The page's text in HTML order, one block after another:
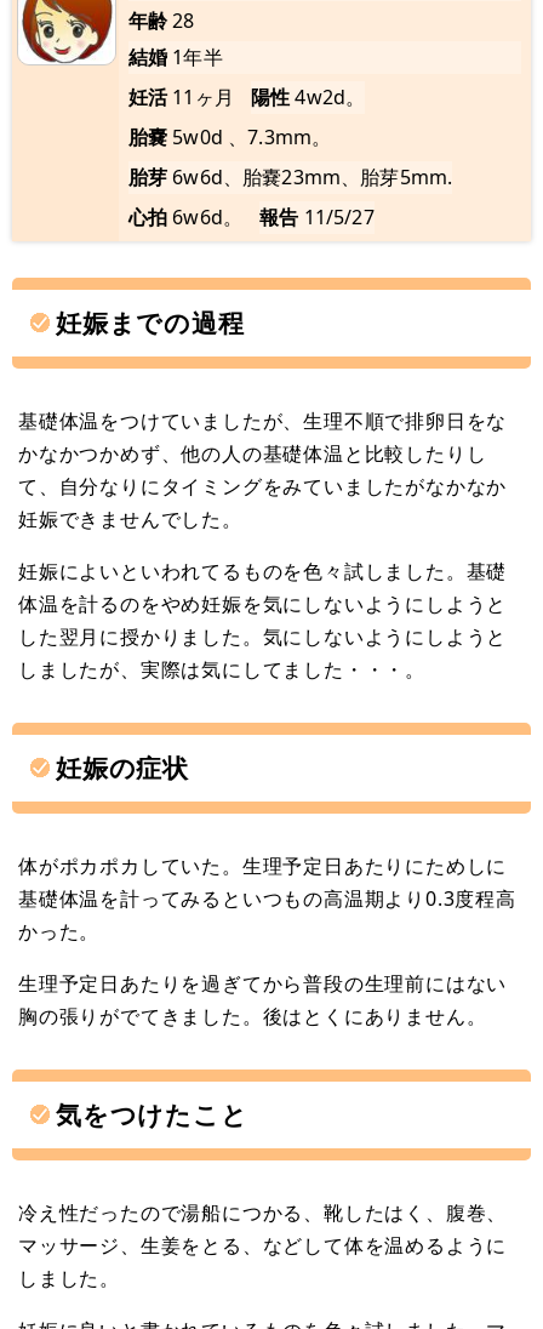
年齢28
結婚 1年半
妊活 11ヶ月 陽性 4w2d。
胎嚢 5w0d 、7.3mm。
胎芽 6w6d、胎嚢23mm、胎芽5mm.
心拍 6w6d。 報告 11/5/27
妊娠までの過程
基礎体温をつけていましたが、生理不順で排卵日をな
かなかつかめず、他の人の基礎体温と比較したりし
て、自分なりにタイミングをみていましたがなかなか
妊娠できませんでした。
妊娠によいといわれてるものを色々試しました。基礎
体温を計るのをやめ妊娠を気にしないようにしようと
した翌月に授かりました。気にしないようにしようと
しましたが、実際は気にしてました・・・。
妊娠の症状
体がポカポカしていた。生理予定日あたりにためしに
基礎体温を計ってみるといつもの高温期より0.3度程高
かった。
生理予定日あたりを過ぎてから普段の生理前にはない
胸の張りがでてきました。後はとくにありません。
気をつけたこと
冷え性だったので湯船につかる、靴したはく、腹巻、
マッサージ、生姜をとる、などして体を温めるように
しました。